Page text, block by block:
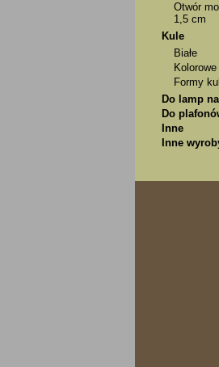
Otwór
1,5 cm
Kule
Białe
Kolorowe
Formy
Do lamp
Do
Inne
Inne